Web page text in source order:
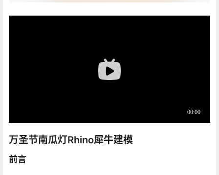
万圣节南瓜灯Rhino犀牛建模
前言